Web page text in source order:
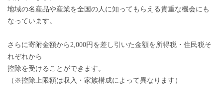
地域の名産品や産業を全国の人に知ってもらえる貴重な機会にも
なっています。
さらに寄附金額から2,000円を差し引いた金額を所得税・住民税そ
れぞれから
控除を受けることができます。
（※控除上限額は収入・家族構成によって異なります）